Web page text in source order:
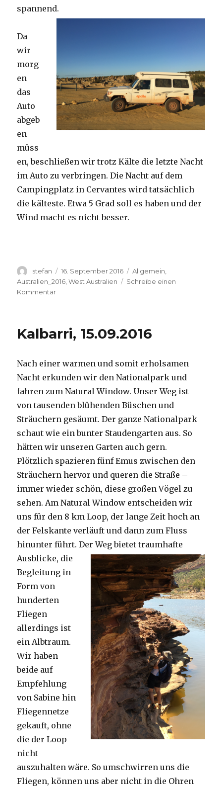
spannend.
Da
wir
morg
en
das
Auto
abgeb
en
müss
en, beschließen wir trotz Kälte die letzte Nacht
im Auto zu verbringen. Die Nacht auf dem
Campingplatz in Cervantes wird tatsächlich
die kälteste. Etwa 5 Grad soll es haben und der
Wind macht es nicht besser.
Autor
stefan
Veröffentlicht
am
16. September 2016 Kategorien
Allgemein
Australien_2016 ,West Australien
Schreibe einen
Kommentarzu
Kalbarri, 15.09.2016
Nach einer warmen und somit erholsamen
Nacht erkunden wir den Nationalpark und
fahren zum Natural Window. Unser Weg ist
von tausenden blühenden Büschen und
Sträuchern gesäumt. Der ganze Nationalpark
schaut wie ein bunter Staudengarten aus. So
hätten wir unseren Garten auch gern.
Plötzlich spazieren fünf Emus zwischen den
Sträuchern hervor und queren die Straße –
immer wieder schön, diese großen Vögel zu
sehen. Am Natural Window entscheiden wir
uns für den 8 km Loop, der lange Zeit hoch an
der Felskante verläuft und dann zum Fluss
hinunter führt. Der Weg bietet traumhafte
Ausblicke, die
Begleitung in
Form von
hunderten
Fliegen
allerdings ist
ein Albtraum.
Wir haben
beide auf
Empfehlung
von Sabine hin
Fliegennetze
gekauft, ohne
die der Loop
nicht
auszuhalten wäre. So umschwirren uns die
Fliegen, können uns aber nicht in die Ohren